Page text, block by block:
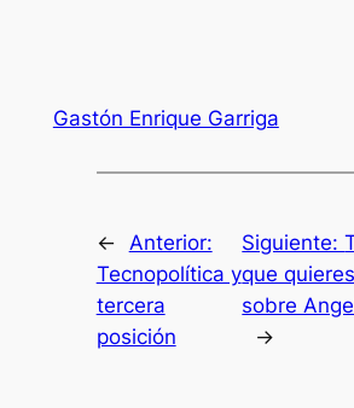
Gastón Enrique Garriga
← Anterior:
Tecnopolítica y
tercera
posición
Siguiente:
que
sobre
→